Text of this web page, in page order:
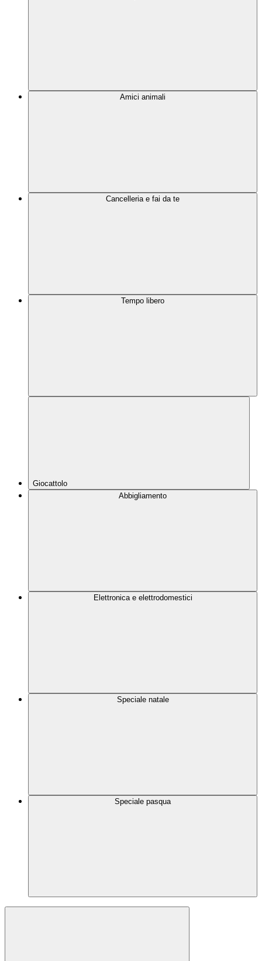
Amici animali
Cancelleria e fai da te
Tempo libero
Giocattolo
Abbigliamento
Elettronica e elettrodomestici
Speciale natale
Speciale pasqua